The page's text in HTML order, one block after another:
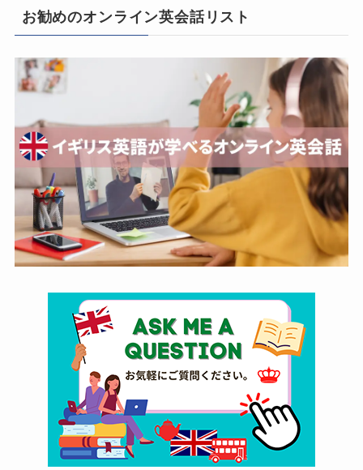
お勧めのオンライン英会話リスト